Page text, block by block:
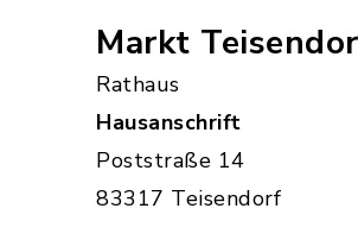
Markt
Rathaus
Hausanschrift
Poststraße 14
83317 Teisendorf